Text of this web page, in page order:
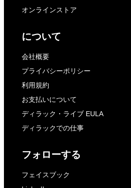
オンラインストア
について
会社概要
プライバシーポリシー
利用規約
お支払いについて
ディラック・ライブ EULA
ディラックでの仕事
フォローする
フェイスブック